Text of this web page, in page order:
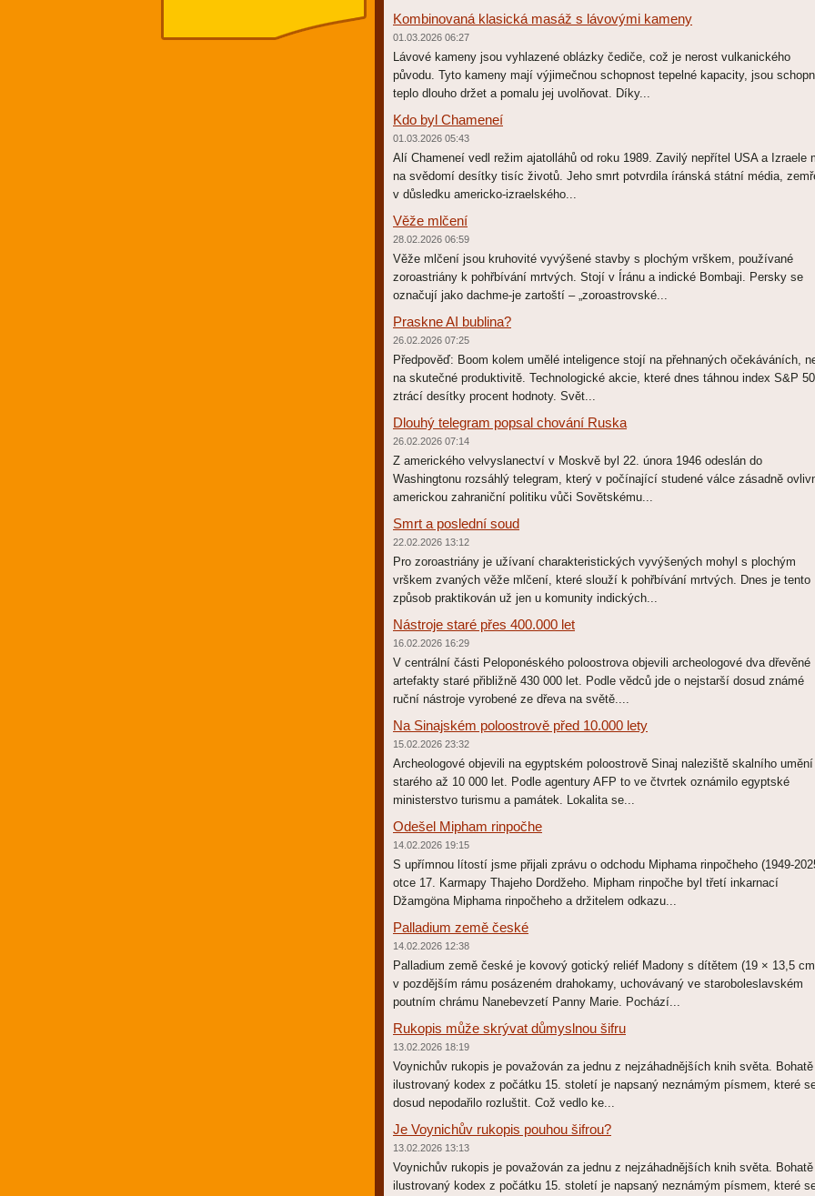
Kombinovaná klasická masáž s lávovými kameny
01.03.2026 06:27
Lávové kameny jsou vyhlazené oblázky čediče, což je nerost vulkanického
původu. Tyto kameny mají výjimečnou schopnost tepelné kapacity, jsou
teplo dlouho držet a pomalu jej uvolňovat. Díky...
Kdo byl Chameneí
01.03.2026 05:43
Alí Chameneí vedl režim ajatolláhů od roku 1989. Zavilý nepřítel USA a Izraele
na svědomí desítky tisíc životů. Jeho smrt potvrdila íránská státní média,
v důsledku americko-izraelského...
Věže mlčení
28.02.2026 06:59
Věže mlčení jsou kruhovité vyvýšené stavby s plochým vrškem, používané
zoroastriány k pohřbívání mrtvých. Stojí v Íránu a indické Bombaji. Persky se
označují jako dachme-je zartoští – „zoroastrovské...
Praskne AI bublina?
26.02.2026 07:25
Předpověď: Boom kolem umělé inteligence stojí na přehnaných očekáváních,
na skutečné produktivitě. Technologické akcie, které dnes táhnou index S&P
ztrácí desítky procent hodnoty. Svět...
Dlouhý telegram popsal chování Ruska
26.02.2026 07:14
Z amerického velvyslanectví v Moskvě byl 22. února 1946 odeslán do
Washingtonu rozsáhlý telegram, který v počínající studené válce zásadně
americkou zahraniční politiku vůči Sovětskému...
Smrt a poslední soud
22.02.2026 13:12
Pro zoroastriány je užívaní charakteristických vyvýšených mohyl s plochým
vrškem zvaných věže mlčení, které slouží k pohřbívání mrtvých. Dnes je tento
způsob praktikován už jen u komunity indických...
Nástroje staré přes 400.000 let
16.02.2026 16:29
V centrální části Peloponéského poloostrova objevili archeologové dva dřevěné
artefakty staré přibližně 430 000 let. Podle vědců jde o nejstarší dosud známé
ruční nástroje vyrobené ze dřeva na světě....
Na Sinajském poloostrově před 10.000 lety
15.02.2026 23:32
Archeologové objevili na egyptském poloostrově Sinaj naleziště skalního umění
starého až 10 000 let. Podle agentury AFP to ve čtvrtek oznámilo egyptské
ministerstvo turismu a památek. Lokalita se...
Odešel Mipham rinpočhe
14.02.2026 19:15
S upřímnou lítostí jsme přijali zprávu o odchodu Miphama rinpočheho (1949-
otce 17. Karmapy Thajeho Dordžeho. Mipham rinpočhe byl třetí inkarnací
Džamgöna Miphama rinpočheho a držitelem odkazu...
Palladium země české
14.02.2026 12:38
Palladium země české je kovový gotický reliéf Madony s dítětem (19 × 13,5
v pozdějším rámu posázeném drahokamy, uchovávaný ve staroboleslavském
poutním chrámu Nanebevzetí Panny Marie. Pochází...
Rukopis může skrývat důmyslnou šifru
13.02.2026 18:19
Voynichův rukopis je považován za jednu z nejzáhadnějších knih světa. Bohatě
ilustrovaný kodex z počátku 15. století je napsaný neznámým písmem, které
dosud nepodařilo rozluštit. Což vedlo ke...
Je Voynichův rukopis pouhou šifrou?
13.02.2026 13:13
Voynichův rukopis je považován za jednu z nejzáhadnějších knih světa. Bohatě
ilustrovaný kodex z počátku 15. století je napsaný neznámým písmem, které